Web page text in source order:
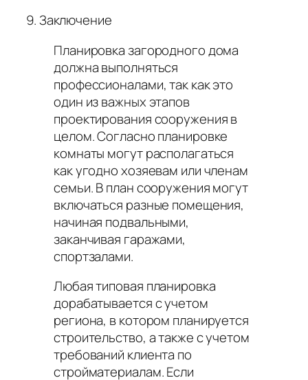
9. Заключение
Планировка загородного дома
должна выполняться
профессионалами, так как это
один из важных этапов
проектирования сооружения в
целом. Согласно планировке
комнаты могут располагаться
как угодно хозяевам или членам
семьи. В план сооружения могут
включаться разные помещения,
начиная подвальными,
заканчивая гаражами,
спортзалами.
Любая типовая планировка
дорабатывается с учетом
региона, в котором планируется
строительство, а также с учетом
требований клиента по
стройматериалам. Если